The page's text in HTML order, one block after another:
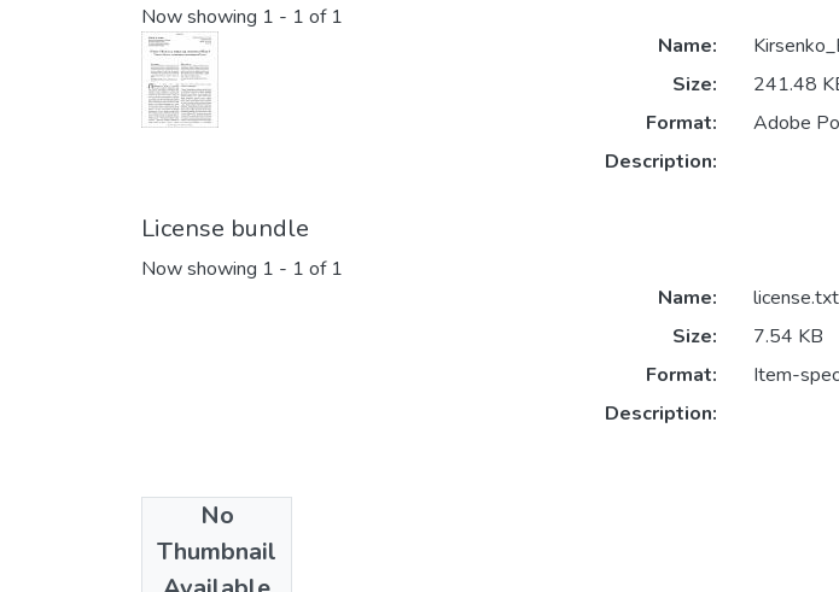
Now showing 1 - 1 of 1
Name:
Size:
241.48
Format:
Adobe
Description:
License bundle
Now showing 1 - 1 of 1
No
Thumbnail
Name:
license.txt
Size:
7.54 KB
Format:
Item-
Description:
Collections
Кафедра історії